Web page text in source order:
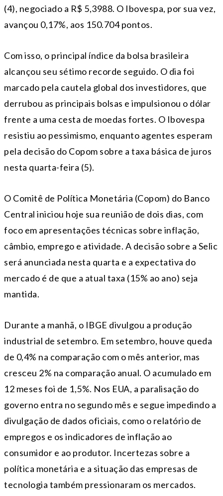
(4), negociado a R$ 5,3988. O Ibovespa, por sua vez,
avançou 0,17%, aos 150.704 pontos.
Com isso, o principal índice da bolsa brasileira
alcançou seu sétimo recorde seguido. O dia foi
marcado pela cautela global dos investidores, que
derrubou as principais bolsas e impulsionou o dólar
frente a uma cesta de moedas fortes. O Ibovespa
resistiu ao pessimismo, enquanto agentes esperam
pela decisão do Copom sobre a taxa básica de juros
nesta quarta-feira (5).
O Comitê de Política Monetária (Copom) do Banco
Central iniciou hoje sua reunião de dois dias, com
foco em apresentações técnicas sobre inflação,
câmbio, emprego e atividade. A decisão sobre a Selic
será anunciada nesta quarta e a expectativa do
mercado é de que a atual taxa (15% ao ano) seja
mantida.
Durante a manhã, o IBGE divulgou a produção
industrial de setembro. Em setembro, houve queda
de 0,4% na comparação com o mês anterior, mas
cresceu 2% na comparação anual. O acumulado em
12 meses foi de 1,5%. Nos EUA, a paralisação do
governo entra no segundo mês e segue impedindo a
divulgação de dados oficiais, como o relatório de
empregos e os indicadores de inflação ao
consumidor e ao produtor. Incertezas sobre a
política monetária e a situação das empresas de
tecnologia também pressionaram os mercados.